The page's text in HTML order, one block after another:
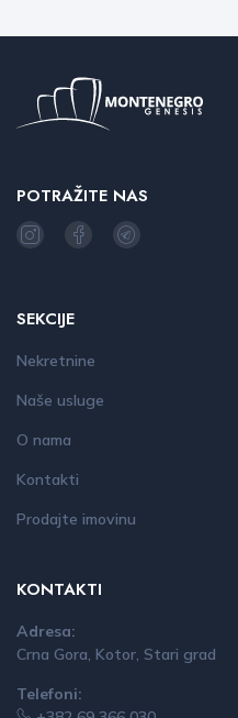
POTRAŽITE NAS
SEKCIJE
Nekretnine
Naše usluge
O nama
Kontakti
Prodajte imovinu
KONTAKTI
Adresa:
Crna Gora, Kotor, Stari grad
Telefoni: